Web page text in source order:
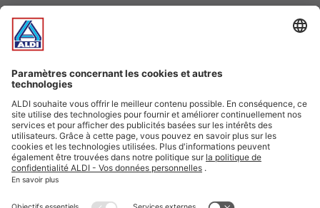
Offres
Infos essentielles
Suivez ALDI Belgique
Textes marqués d'un astérisque et mentions légales